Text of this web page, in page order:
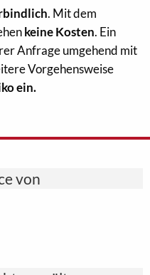
. Mit dem
keine Kosten. Ein
Anfrage umgehend mit
Vorgehensweise
ein.
von